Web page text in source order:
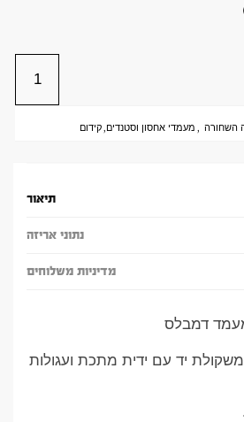
השחורה , מעמדי אחסון וסטנדים,קידום
תיאור
נתוני אריזה
מדיניות משלוחים
דמבלס
יד עם ידית מתכת ועגולות